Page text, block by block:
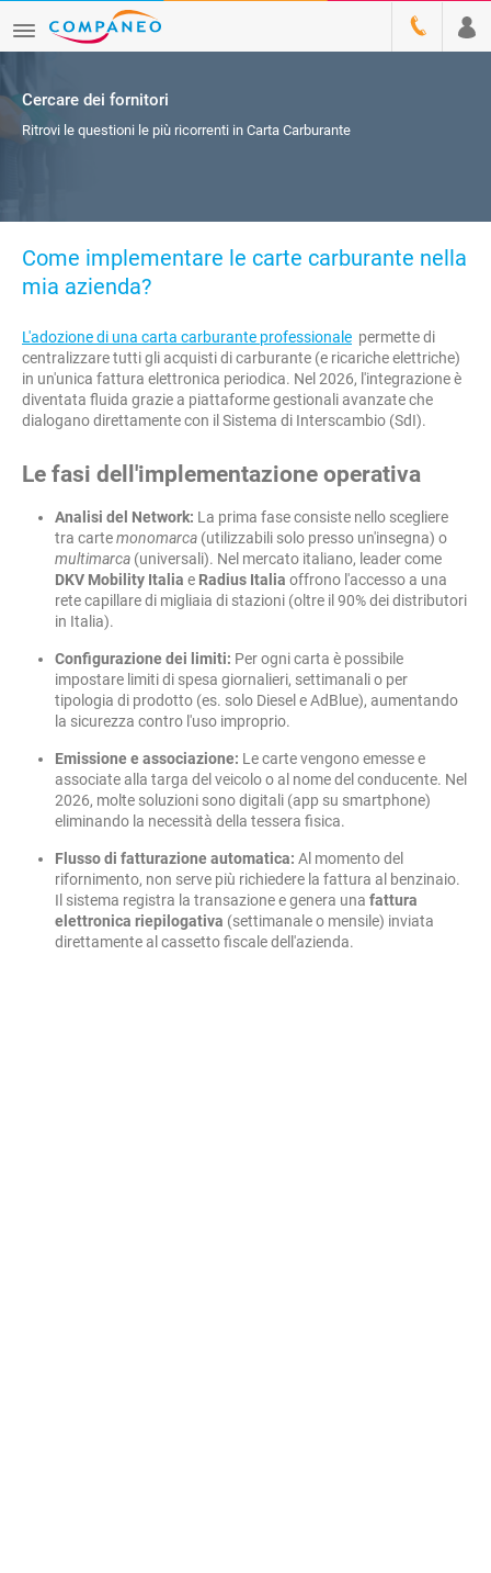
Cercare dei fornitori
Ritrovi le questioni le più ricorrenti in Carta Carburante
Come implementare le carte carburante nella
mia azienda?
L'adozione di una carta carburante professionale permette di
centralizzare tutti gli acquisti di carburante (e ricariche elettriche)
in un'unica fattura elettronica periodica. Nel 2026, l'integrazione è
diventata fluida grazie a piattaforme gestionali avanzate che
dialogano direttamente con il Sistema di Interscambio (SdI).
Le fasi dell'implementazione operativa
Analisi del Network: La prima fase consiste nello scegliere
tra cartemonomarca (utilizzabili solo presso un'insegna) o
multimarca (universali). Nel mercato italiano, leader come
DKV Mobility Italia e Radius Italia offrono l'accesso a una
rete capillare di migliaia di stazioni (oltre il 90% dei distributori
in Italia).
Configurazione dei limiti: Per ogni carta è possibile
impostare limiti di spesa giornalieri, settimanali o per
tipologia di prodotto (es. solo Diesel e AdBlue), aumentando
la sicurezza contro l'uso improprio.
Emissione e associazione: Le carte vengono emesse e
associate alla targa del veicolo o al nome del conducente. Nel
2026, molte soluzioni sono digitali (app su smartphone)
eliminando la necessità della tessera fisica.
Flusso di fatturazione automatica: Al momento del
rifornimento, non serve più richiedere la fattura al benzinaio.
Il sistema registra la transazione e genera una fattura
elettronica riepilogativa (settimanale o mensile) inviata
direttamente al cassetto fiscale dell'azienda.